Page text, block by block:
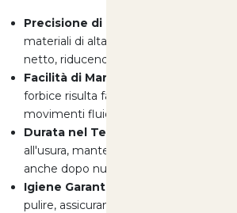
Precisione di Taglio:
materiali di alta qualità, garantendo un
netto, riducendo il rischio di strappi o
Facilità di Manovra:
forbice risulta facile da maneggiare,
movimenti fluidi e controllati
Durata nel Tempo:
La lama è
all'usura, mantenendo sempre elevate
anche dopo numerosi utilizzi.
Igiene Garantita:
pulire, assicurando un'igiene ottimale